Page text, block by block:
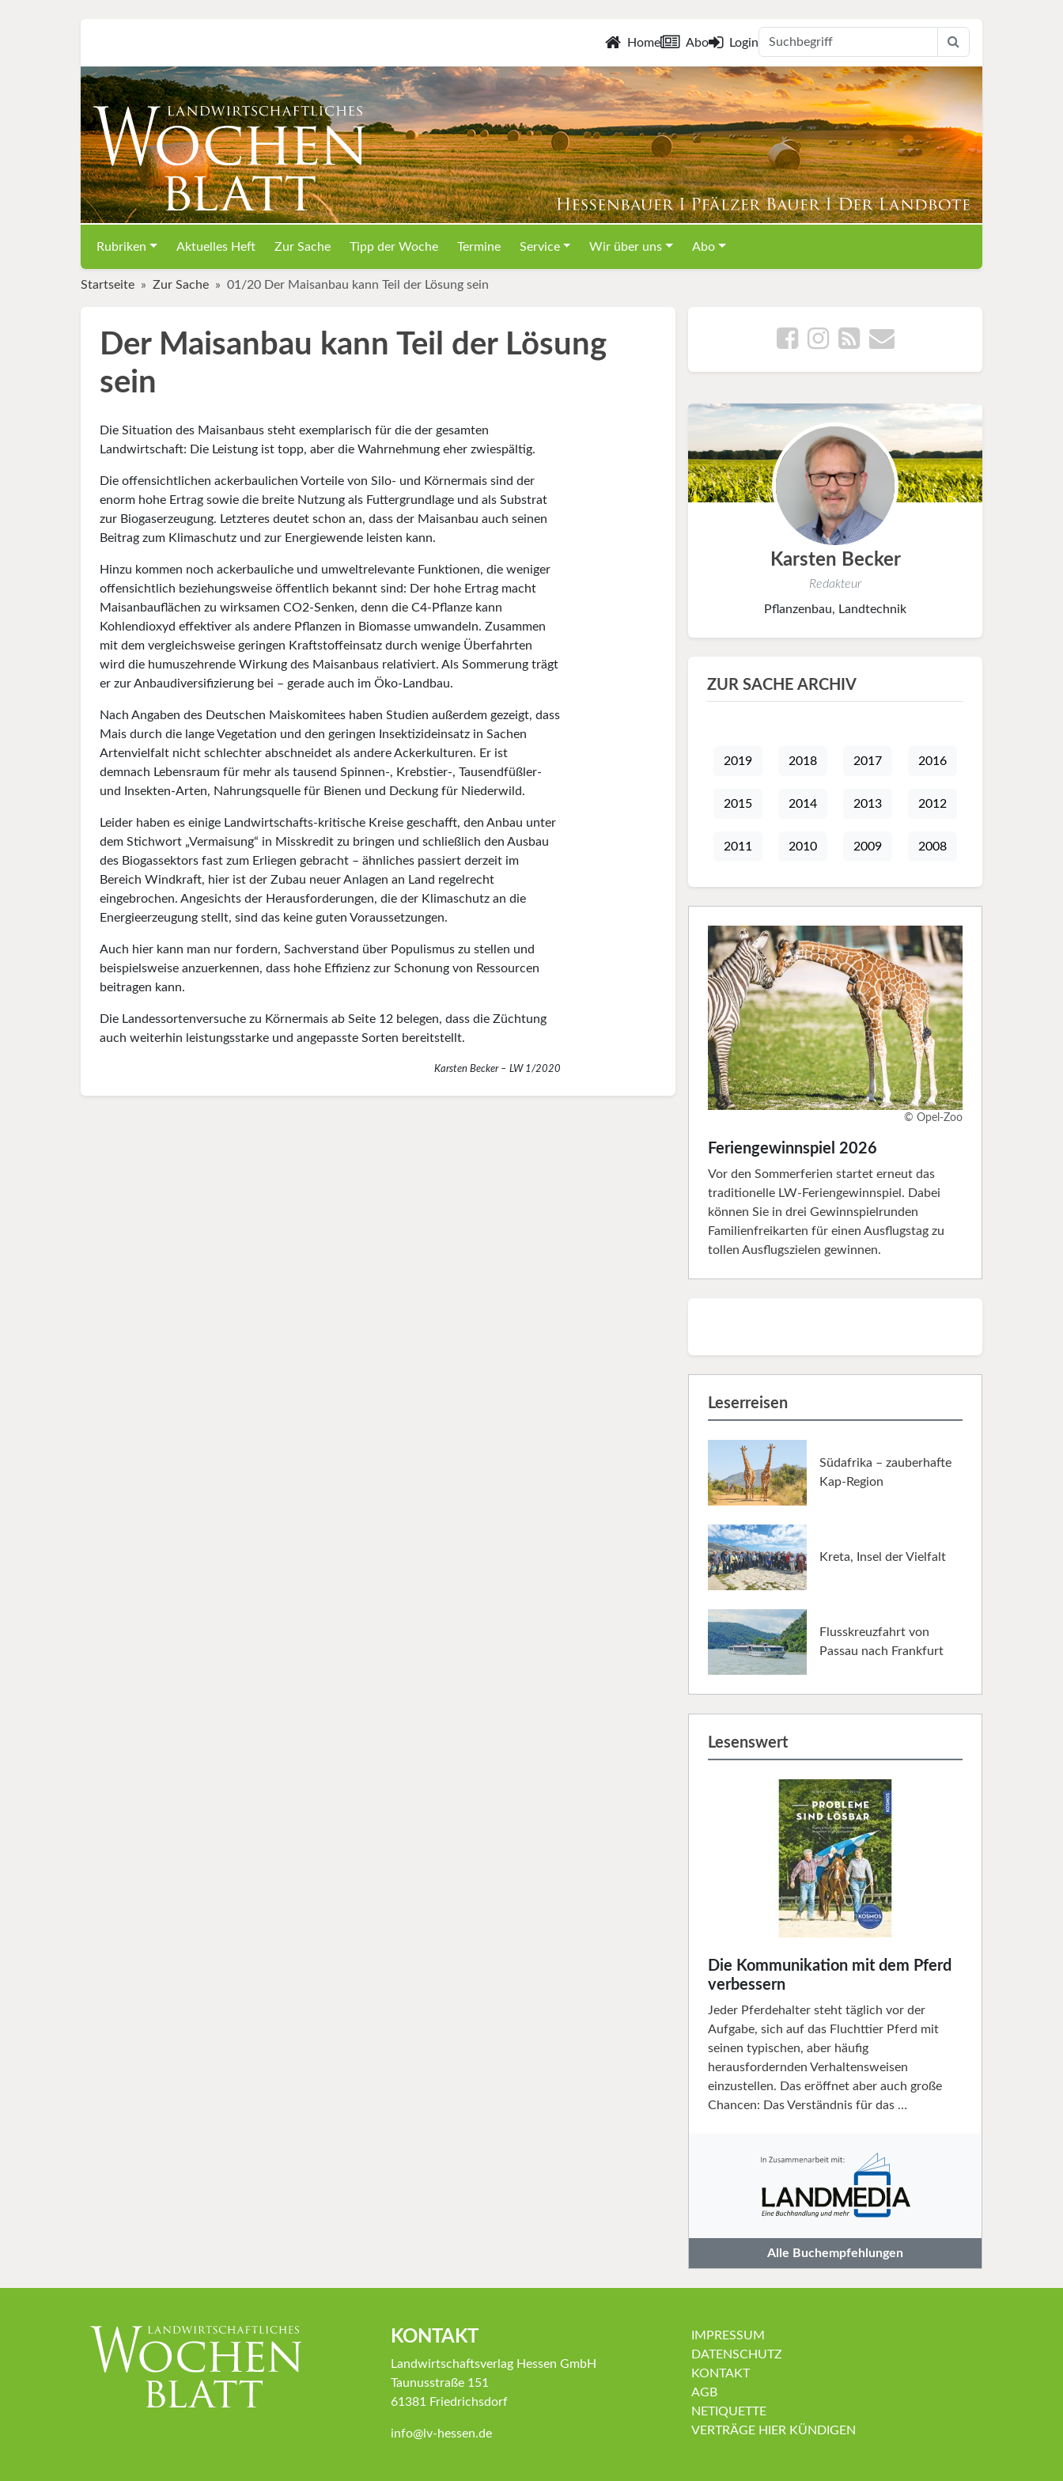
Home Abo Login
Rubriken Aktuelles Heft Zur Sache Tipp der Woche Termine Service Wir über uns Abo
Startseite Zur Sache 01/20 Der Maisanbau kann Teil der Lösung sein
Der Maisanbau kann Teil der Lösung
sein
Die Situation des Mais­anbaus steht exemplarisch für die der gesamten
Landwirtschaft: Die Leistung ist topp, aber die Wahrnehmung eher zwiespältig.
Die offensichtlichen ackerbaulichen Vorteile von Silo- und Körnermais sind der
enorm hohe Ertrag sowie die breite Nutzung als Futtergrundlage und als Substrat
zur Biogaserzeugung. Letzteres deutet schon an, dass der Maisanbau auch seinen
Beitrag zum Klimaschutz und zur Energiewende leisten kann.
Hinzu kommen noch ackerbauliche und umweltrelevante Funktionen, die weniger
offensichtlich beziehungsweise öffentlich bekannt sind: Der hohe Ertrag macht
Maisanbauflächen zu wirksamen CO2-Senken, denn die C4-Pflanze kann
Kohlendioxyd effektiver als andere Pflanzen in Biomasse umwandeln. Zusammen
mit dem vergleichsweise geringen Kraftstoff­einsatz durch wenige Überfahrten
wird die humuszehrende Wirkung des Mais­anbaus relativiert. Als Sommerung trägt
er zur Anbaudiversifizierung bei – gerade auch im Öko-Landbau.
Nach Angaben des Deutschen Maiskomitees haben Studien außerdem gezeigt, dass
Mais durch die lange Vegetation und den geringen Insektizideinsatz in Sachen
Artenvielfalt nicht schlechter abschneidet als andere Ackerkulturen. Er ist
demnach Lebensraum für mehr als tausend Spinnen-, Krebstier-, Tausendfüßler-
und Insekten-Arten, Nahrungsquelle für Bienen und Deckung für Niederwild.
Leider haben es einige Landwirtschafts-kritische Kreise geschafft, den Anbau unter
dem Stichwort „Vermaisung“ in Misskredit zu bringen und schließlich den Ausbau
des Biogassektors fast zum Erliegen gebracht – ähnliches passiert derzeit im
Bereich Windkraft, hier ist der Zubau neuer Anlagen an Land regelrecht
eingebrochen. Angesichts der Herausforderungen, die der Klimaschutz an die
Energieerzeugung stellt, sind das keine guten Voraussetzungen.
Auch hier kann man nur fordern, Sachverstand über Populismus zu stellen und
beispielsweise anzuerkennen, dass hohe Effizienz zur Schonung von Ressourcen
beitragen kann.
Die Landessortenversuche zu Körnermais ab Seite 12 belegen, dass die Züchtung
auch weiterhin leistungsstarke und angepasste Sorten bereitstellt.
Karsten Becker – LW 1/2020
Karsten Becker
Redakteur
Pflanzenbau, Landtechnik
ZUR SACHE ARCHIV
2019 2018 2017 2016
2015 2014 2013 2012
2011 2010 2009 2008
© Opel-Zoo
Feriengewinnspiel 2026
Vor den Sommerferien startet erneut das
traditionelle LW-Feriengewinnspiel. Dabei
können Sie in drei Gewinnspielrunden
Familienfreikarten für einen Ausflugstag zu
tollen Ausflugszielen gewinnen.
Leserreisen
Südafrika – zauberhafte
Kap-Region
Kreta, Insel der Vielfalt
Flusskreuzfahrt von
Passau nach Frankfurt
Lesenswert
Die Kommunikation mit dem Pferd
verbessern
Jeder Pferdehalter steht täglich vor der
Aufgabe, sich auf das Fluchttier Pferd mit
seinen typischen, aber häufig
herausfordernden Verhaltensweisen
einzustellen. Das eröffnet aber auch große
Chancen: Das Verständnis für das …
Alle Buchempfehlungen
KONTAKT
Landwirtschaftsverlag Hessen GmbH
Taunusstraße 151
61381 Friedrichsdorf
info@lv-hessen.de
IMPRESSUM
DATENSCHUTZ
KONTAKT
AGB
NETIQUETTE
VERTRÄGE HIER KÜNDIGEN